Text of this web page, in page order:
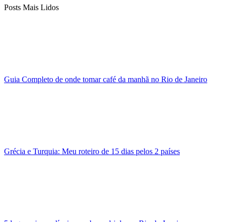
Posts Mais Lidos
Guia Completo de onde tomar café da manhã no Rio de Janeiro
Grécia e Turquia: Meu roteiro de 15 dias pelos 2 países